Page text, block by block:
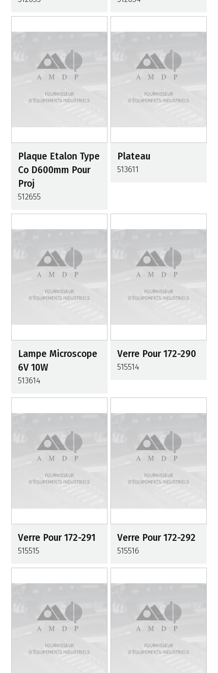
Plaque Etalon Type
Co D600mm Pour
Proj
512655
Plateau
513611
Lampe Microscope
6V 10W
513614
Verre Pour 172-290
515514
Verre Pour 172-291
515515
Verre Pour 172-292
515516